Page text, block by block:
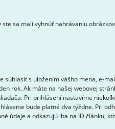
sa mali vyhnúť nahrávaniu
s uložením vášho mena, e-
rok. Ak máte na našej webovej
Pri prihlásení nastavíme
bude platné dva týždne. Pri
údaje a odkazujú iba na ID článku,